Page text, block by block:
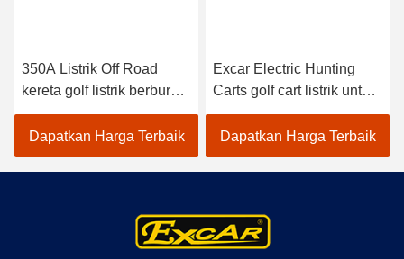
350A Listrik Off Road
kereta golf listrik berburu
kereta 4 wheel drive
kereta golf listrik
Dapatkan Harga Terbaik
Excar Electric Hunting
Carts golf cart listrik untuk
berburu berburu kereta
golf
Dapatkan Harga Terbaik